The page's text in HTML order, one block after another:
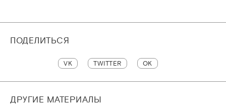
ПОДЕЛИТЬСЯ
VK TWITTER OK
ДРУГИЕ МАТЕРИАЛЫ